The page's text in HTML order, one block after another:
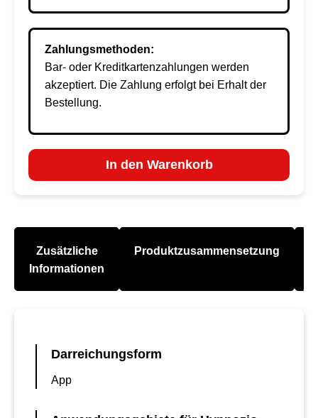
Zahlungsmethoden:
Bar- oder Kreditkartenzahlungen werden
akzeptiert. Die Zahlung erfolgt bei Erhalt der
Bestellung.
In den Warenkorb
Zusätzliche
Informationen
Produktzusammensetzung
Darreichungsform
App